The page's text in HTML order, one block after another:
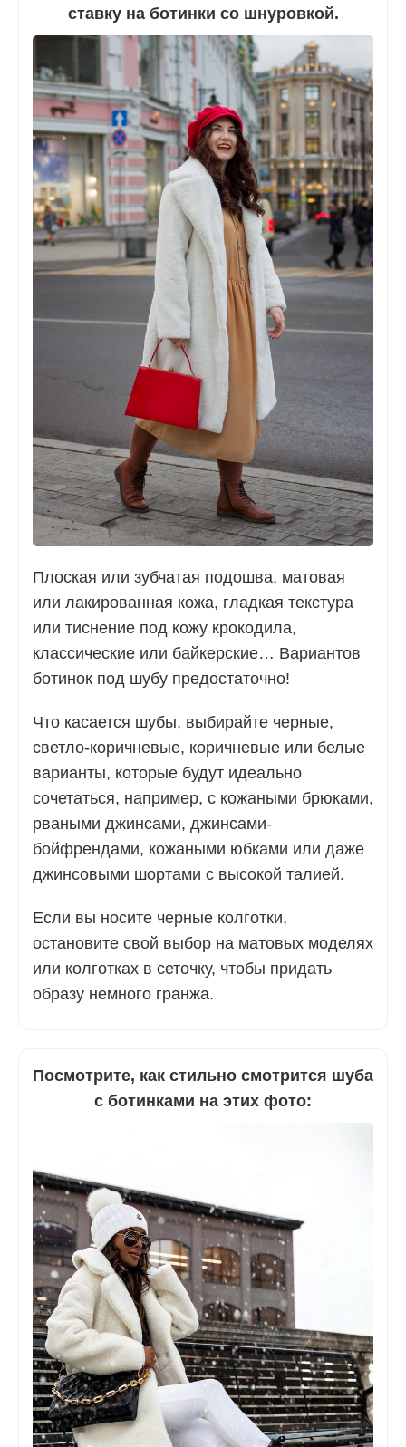
ставку на ботинки со шнуровкой.
Плоская или зубчатая подошва, матовая
или лакированная кожа, гладкая текстура
или тиснение под кожу крокодила,
классические или байкерские… Вариантов
ботинок под шубу предостаточно!
Что касается шубы, выбирайте черные,
светло-коричневые, коричневые или белые
варианты, которые будут идеально
сочетаться, например, с кожаными брюками,
рваными джинсами, джинсами-
бойфрендами, кожаными юбками или даже
джинсовыми шортами с высокой талией.
Если вы носите черные колготки,
остановите свой выбор на матовых моделях
или колготках в сеточку, чтобы придать
образу немного гранжа.
Посмотрите, как стильно смотрится шуба
с ботинками на этих фото: